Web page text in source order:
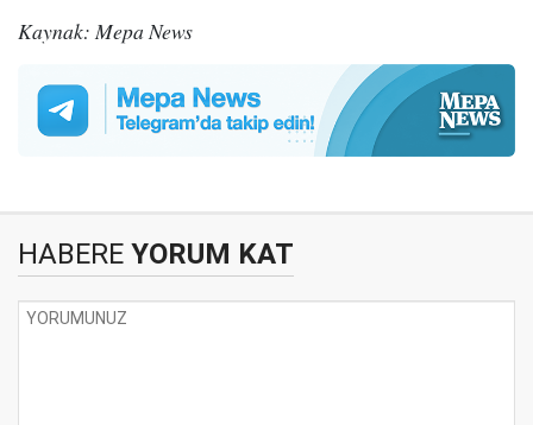
Kaynak: Mepa News
HABERE YORUM KAT